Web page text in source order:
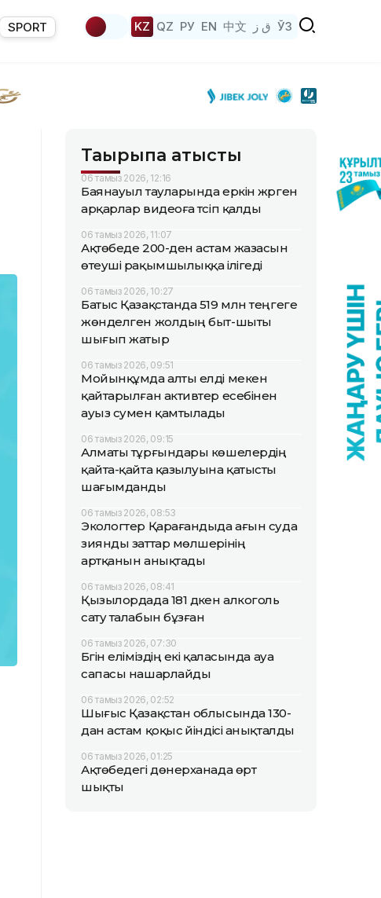
SPORT KZ QZ РУ EN 中文 ق ز ЎЗ
Тақырыпқа қатысты
06 тамыз 2026, 12:16
Баянауыл тауларында еркін жүрген
арқарлар видеоға түсіп қалды
06 тамыз 2026, 11:07
Ақтөбеде 200-ден астам жазасын
өтеуші рақымшылыққа ілігеді
06 тамыз 2026, 10:27
Батыс Қазақстанда 519 млн теңгеге
жөнделген жолдың быт-шыты
шығып жатыр
06 тамыз 2026, 09:51
Мойынқұмда алты елді мекен
қайтарылған активтер есебінен
ауыз сумен қамтылады
06 тамыз 2026, 09:15
Алматы тұрғындары көшелердің
қайта-қайта қазылуына қатысты
шағымданды
06 тамыз 2026, 08:53
Экологтер Қарағандыда ағын суда
зиянды заттар мөлшерінің
артқанын анықтады
06 тамыз 2026, 08:41
Қызылордада 181 дүкен алкоголь
сату талабын бұзған
06 тамыз 2026, 07:30
Бүгін еліміздің екі қаласында ауа
сапасы нашарлайды
06 тамыз 2026, 02:52
Шығыс Қазақстан облысында 130-
дан астам қоқыс үйіндісі анықталды
06 тамыз 2026, 01:25
Ақтөбедегі дөнерханада өрт
шықты